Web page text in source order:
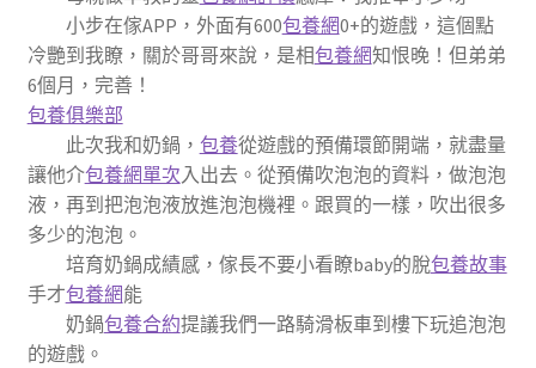
小步在傢APP，外面有600包養網0+的遊戲，這個點
冷艷到我瞭，關於哥哥來說，是相包養網知恨晚！但弟弟
6個月，完善！
包養俱樂部
此次我和奶鍋， 包養從遊戲的預備環節開端，就盡量
讓他介包養網單次入出去。從預備吹泡泡的資料，做泡泡
液，再到把泡泡液放進泡泡機裡。跟買的一樣，吹出很多
多少的泡泡。
培育奶鍋成績感，傢長不要小看瞭baby的脫包養故事
手才包養網能
奶鍋包養合約提議我們一路騎滑板車到樓下玩追泡泡
的遊戲。